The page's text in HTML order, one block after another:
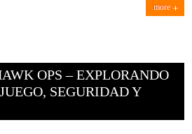
more
OPS – EXPLORANDO
SEGURIDAD Y